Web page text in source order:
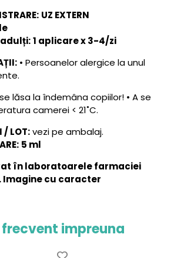
UZ EXTERN
adulți:1 aplicare x 3-4/zi
• Persoanelor alergice la unul
lăsa la îndemâna copiilor! • A se
camerei < 21˚C.
/ LOT:vezi pe ambalaj.
5 ml
în laboratoarele farmaciei
Imagine cu caracter
impreuna